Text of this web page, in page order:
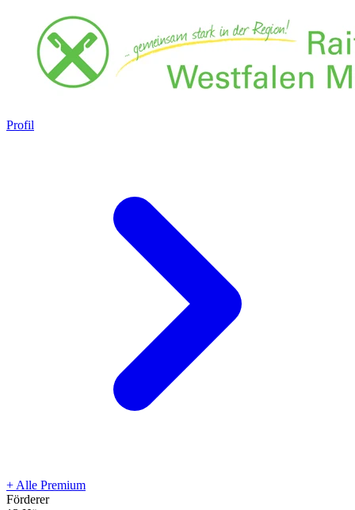
Profil
+ Alle Premium
Förderer